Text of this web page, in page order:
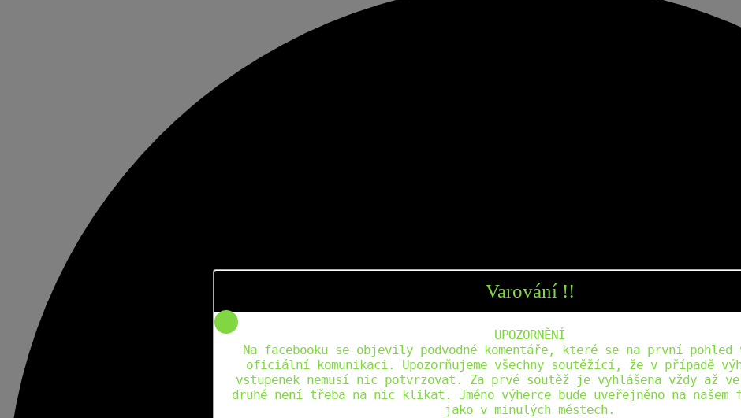
Varování !!
UPOZORNĚNÍ
Na facebooku se objevily podvodné komentáře, které se na první pohled
oficiální komunikaci. Upozorňujeme všechny soutěžící, že v případě
vstupenek nemusí nic potvrzovat. Za prvé soutěž je vyhlášena vždy až
druhé není třeba na nic klikat. Jméno výherce bude uveřejněno na našem
jako v minulých městech.